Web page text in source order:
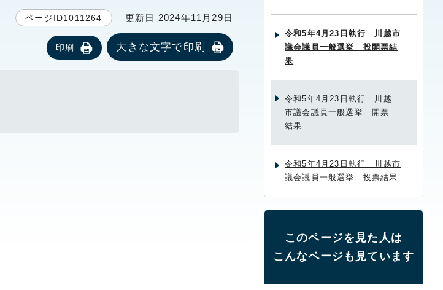
ページID1011264 更新日 2024年11月29日
印刷 大きな文字で印刷
令和5年4月23日執行 川越市
議会議員一般選挙 投開票結
果
令和5年4月23日執行 川越
市議会議員一般選挙 開票
結果
令和5年4月23日執行 川越市
議会議員一般選挙 投票結果
このページを見た人は
こんなページも見ています